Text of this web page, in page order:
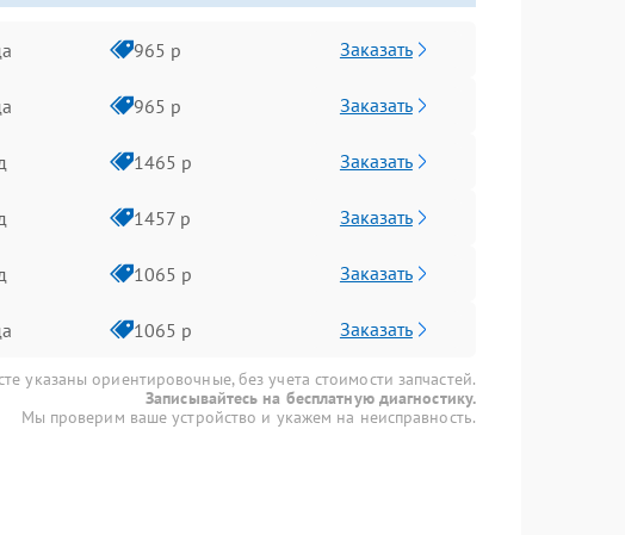
965 р Заказать
965 р Заказать
1465 р Заказать
1457 р Заказать
1065 р Заказать
1065 р Заказать
указаны ориентировочные, без учета стоимости запчастей.
Записывайтесь на бесплатную диагностику.
Мы проверим ваше устройство и укажем на неисправность.